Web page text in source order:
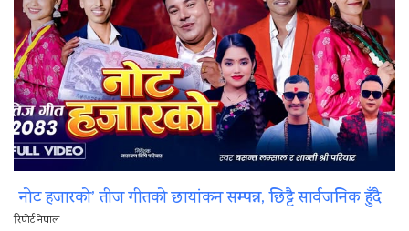
नोट हजारको’ तीज गीतको छायांकन सम्पन्न, छिट्टै सार्वजनिक हुँदै
रिपोर्ट नेपाल